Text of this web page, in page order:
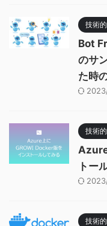
技術
Bot
のサ
た時
技術
トー
技術